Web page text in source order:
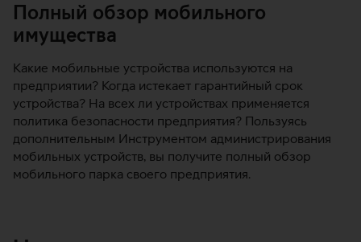
Полный обзор мобильного
имущества
Какие мобильные устройства используются на
предприятии? Когда истекает гарантийный срок
устройства? На всех ли устройствах применяется
политика безопасности предприятия? Пользуясь
дополнительным Инструментом администрирования
мобильных устройств, вы получите полный обзор
мобильного парка своего предприятия.